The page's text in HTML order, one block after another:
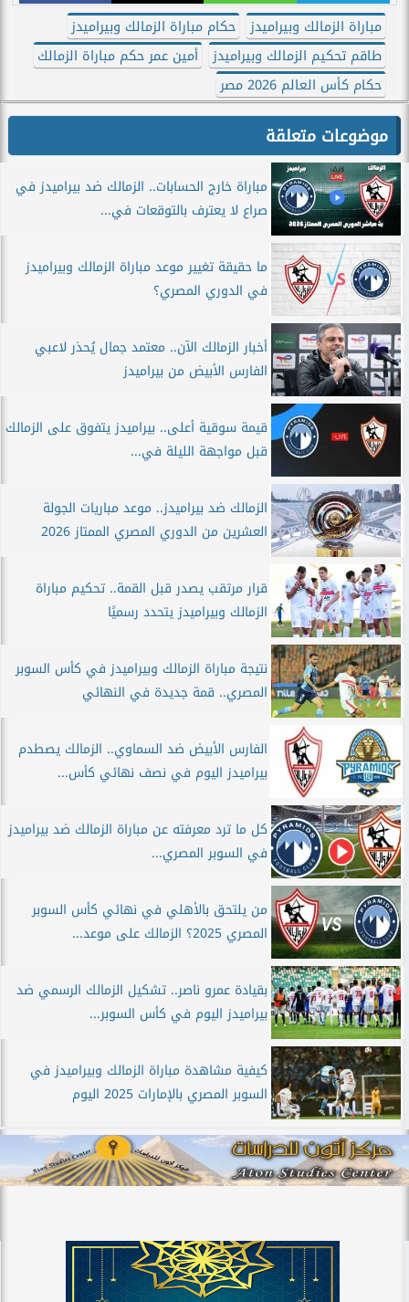
مباراة الزمالك وبيراميدز
حكام مباراة الزمالك وبيراميدز
طاقم تحكيم الزمالك وبيراميدز
أمين عمر حكم مباراة الزمالك
حكام كأس العالم 2026 مصر
موضوعات متعلقة
مباراة خارج الحسابات.. الزمالك ضد بيراميدز في
صراع لا يعترف بالتوقعات في...
ما حقيقة تغيير موعد مباراة الزمالك وبيراميدز
في الدوري المصري؟
أخبار الزمالك الآن.. معتمد جمال يُحذر لاعبي
الفارس الأبيض من بيراميدز
قيمة سوقية أعلى.. بيراميدز يتفوق على الزمالك
قبل مواجهة الليلة في...
الزمالك ضد بيراميدز.. موعد مباريات الجولة
العشرين من الدوري المصري الممتاز 2026
قرار مرتقب يصدر قبل القمة.. تحكيم مباراة
الزمالك وبيراميدز يتحدد رسميًا
نتيجة مباراة الزمالك وبيراميدز في كأس السوبر
المصري.. قمة جديدة في النهائي
الفارس الأبيض ضد السماوي.. الزمالك يصطدم
بيراميدز اليوم في نصف نهائي كأس...
كل ما ترد معرفته عن مباراة الزمالك ضد بيراميدز
في السوبر المصري...
من يلتحق بالأهلي في نهائي كأس السوبر
المصري 2025؟ الزمالك على موعد...
بقيادة عمرو ناصر.. تشكيل الزمالك الرسمي ضد
بيراميدز اليوم في كأس السوبر...
كيفية مشاهدة مباراة الزمالك وبيراميدز في
السوبر المصري بالإمارات 2025 اليوم